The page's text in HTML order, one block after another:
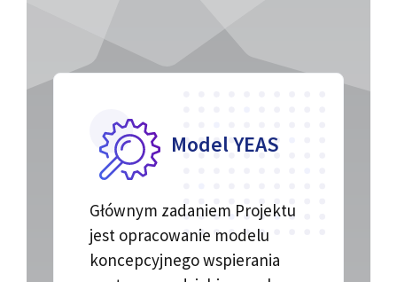
Model YEAS
Głównym zadaniem Projektu
jest opracowanie modelu
koncepcyjnego wspierania